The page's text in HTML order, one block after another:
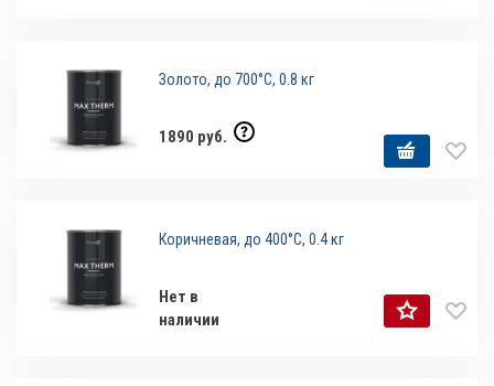
Золото, до 700°С, 0.8 кг
1890 руб.
Коричневая, до 400°С, 0.4 кг
Нет в
наличии